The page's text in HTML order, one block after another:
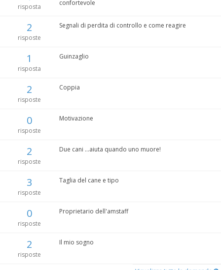
risposta
confortevole
2
risposte
Segnali di perdita di controllo e come reagire
1
risposta
Guinzaglio
2
risposte
Coppia
0
risposte
Motivazione
2
risposte
Due cani ...aiuta quando uno muore!
3
risposte
Taglia del cane e tipo
0
risposte
Proprietario dell'amstaff
2
risposte
Il mio sogno